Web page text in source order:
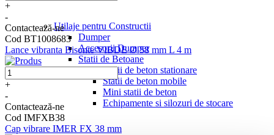
Utilaje pentru Constructii
Dumper
Accesorii Dumper
Statii de Betoane
Statii de beton stationare
Statii de beton mobile
Mini statii de beton
Echipamente si silozuri de stocare
+
-
Contactează-ne
Cod BT1008683
Lance vibranta Bisonte VIBDE Ø 58 mm L 4 m
+
-
Contactează-ne
Cod IMFXB38
Cap vibrare IMER FX 38 mm